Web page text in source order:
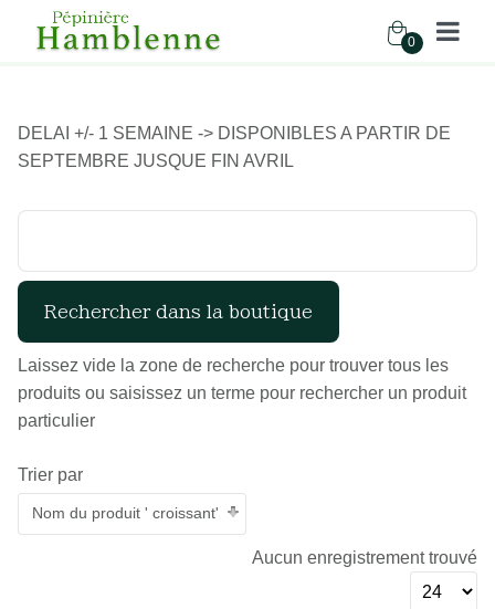
0
Accueil Boutique Fruitiers
DELAI +/- 1 SEMAINE -> DISPONIBLES A PARTIR DE
SEPTEMBRE JUSQUE FIN AVRIL
Laissez vide la zone de recherche pour trouver tous les
produits ou saisissez un terme pour rechercher un produit
particulier
Trier par
Nom du produit ' croissant'
Aucun enregistrement trouvé